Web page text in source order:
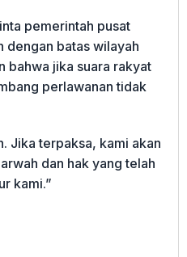
pemerintah pusat
dengan batas wilayah
bahwa jika suara rakyat
perlawanan tidak
Jika terpaksa, kami akan
dan hak yang telah
kami.”